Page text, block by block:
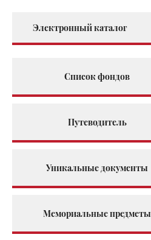
Электронный каталог
Список фондов
Путеводитель
Уникальные документы
Мемориальные предметы